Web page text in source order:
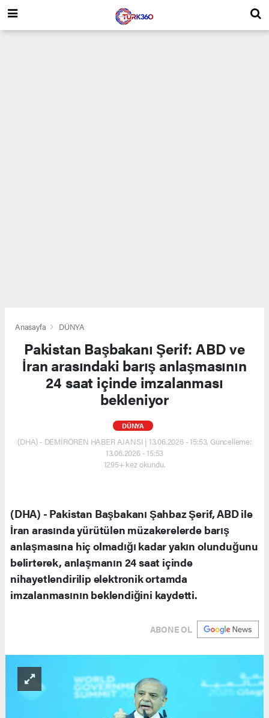
Anasayfa DÜNYA
Pakistan Başbakanı Şerif: ABD ve
İran arasındaki barış anlaşmasının
24 saat içinde imzalanması
bekleniyor
DÜNYA
(DHA) - DEMİRÖREN HABER AJANSI | 13.06.2026 - 15:53, Güncelleme:
13.06.2026 - 15:53
1295+ kez okundu.
(DHA) - Pakistan Başbakanı Şahbaz Şerif, ABD ile
İran arasında yürütülen müzakerelerde barış
anlaşmasına hiç olmadığı kadar yakın olunduğunu
belirterek, anlaşmanın 24 saat içinde
nihayetlendirilip elektronik ortamda
imzalanmasının beklendiğini kaydetti.
ABONE OL